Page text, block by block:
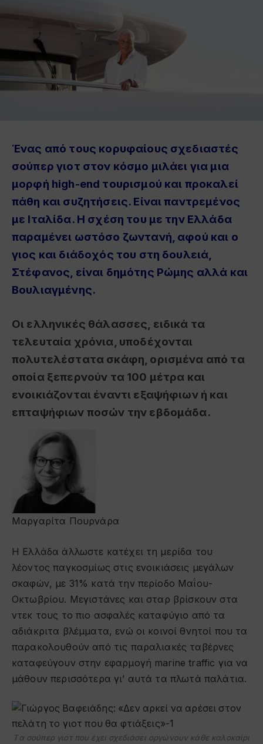
Ένας από τους κορυφαίους σχεδιαστές
σούπερ γιοτ στον κόσμο μιλάει για μια
μορφή high-end τουρισμού και προκαλεί
πάθη και συζητήσεις. Είναι παντρεμένος
με Ιταλίδα. Η σχέση του με την Ελλάδα
παραμένει ωστόσο ζωντανή, αφού και ο
γιος και διάδοχός του στη δουλειά,
Στέφανος, είναι δημότης Ρώμης αλλά και
Βουλιαγμένης.
Οι ελληνικές θάλασσες, ειδικά τα
τελευταία χρόνια, υποδέχονται
πολυτελέστατα σκάφη, ορισμένα από τα
οποία ξεπερνούν τα 100 μέτρα και
ενοικιάζονται έναντι εξαψήφιων ή και
επταψήφιων ποσών την εβδομάδα.
Μαργαρίτα Πουρνάρα
Η Ελλάδα άλλωστε κατέχει τη μερίδα του
λέοντος παγκοσμίως στις ενοικιάσεις μεγάλων
σκαφών, με 31% κατά την περίοδο Μαΐου-
Οκτωβρίου. Μεγιστάνες και σταρ βρίσκουν στα
ντεκ τους το πιο ασφαλές καταφύγιο από τα
αδιάκριτα βλέμματα, ενώ οι κοινοί θνητοί που τα
παρακολουθούν από τις παραλιακές ταβέρνες
καταφεύγουν στην εφαρμογή marine traffic για να
μάθουν περισσότερα γι’ αυτά τα πλωτά παλάτια.
Tα σούπερ γιοτ που έχει σχεδιάσει οργώνουν κάθε καλοκαίρι